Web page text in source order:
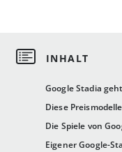
Google Stadia
Diese
Die Spiele von
Eigener Google-